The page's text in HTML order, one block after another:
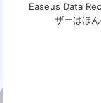
Easeus Data
ザーはほ